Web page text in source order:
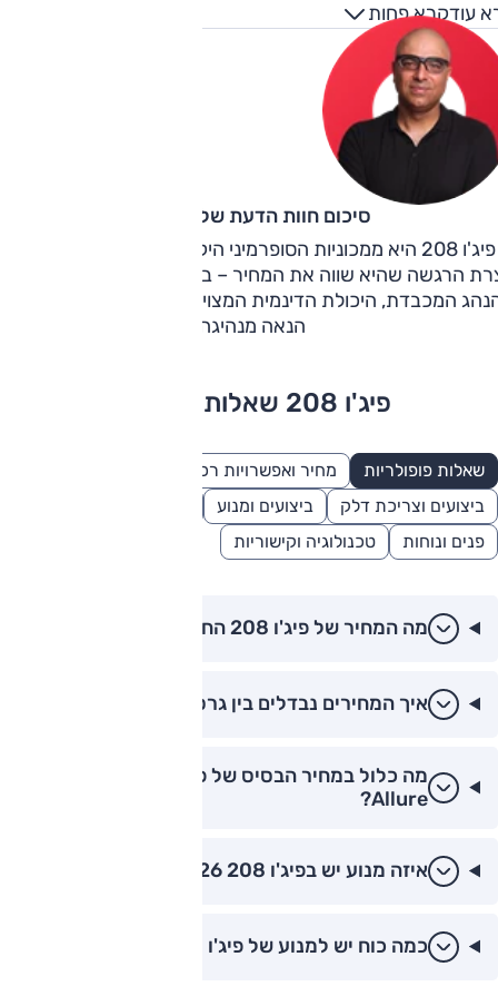
עודקרא פחות
סיכום חוות הדעת של קינן כהן
פיג'ו 208 היא ממכוניות הסופרמיני היקרות כאן, אבל איכשהו גם
הרגשה שהיא שווה את המחיר – בזכות העיצוב המושך
המכבדת, היכולת הדינמית המצוינת ואותה תכונה מפעם
הנאה מנהיגה.
פיג'ו 208 שאלות ותשובות
שאלות פופולריות מחיר ואפשרויות רכישה
ביצועים וצריכת דלק
ביצועים ומנוע
פנים ונוחות
טכנולוגיה וקישוריות
מה המחיר של פיג'ו 208 החדשה ב-2026?
איך המחירים נבדלים בין גרסאות הפיג'ו 208?
Allure?
איזה מנוע יש בפיג'ו 208 2026?
כמה כוח יש למנוע של פיג'ו 208 החדשה?